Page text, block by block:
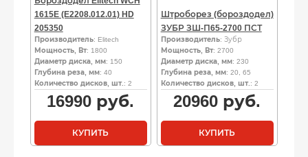
1615E (E2208.012.01) HD
205350
Производитель: Elitech
Мощность, Вт: 1800
Диаметр диска, мм: 150
Глубина реза, мм: 40
Количество дисков, шт. : 2
16990 руб.
КУПИТЬ
Штроборез (бороздодел)
ЗУБР ЗШ-П65-2700 ПСТ
Производитель: Зубр
Мощность, Вт: 2700
Диаметр диска, мм: 230
Глубина реза, мм: 20, 65
Количество дисков, шт. : 2
20960 руб.
КУПИТЬ